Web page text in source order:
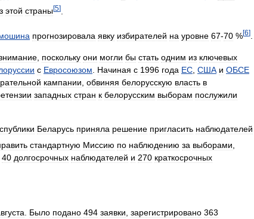
этой страны[5]
прогнозировала явку избирателей на уровне 67-70 %[6]
поскольку они могли бы стать одним из ключевых
с Евросоюзом Начиная с 1996 года ЕС США и ОБСЕ
кампании обвиняя белорусскую власть в
западных стран к белорусским выборам послужили
Беларусь приняла решение пригласить наблюдателей
стандартную Миссию по наблюдению за выборами
40 долгосрочных наблюдателей и 270 краткосрочных
Было подано 494 заявки зарегистрировано 363